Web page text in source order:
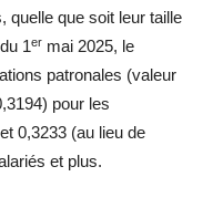
quelle que soit leur taille
1er mai 2025, le
patronales (valeur
pour les
0,3233 (au lieu de
et plus.